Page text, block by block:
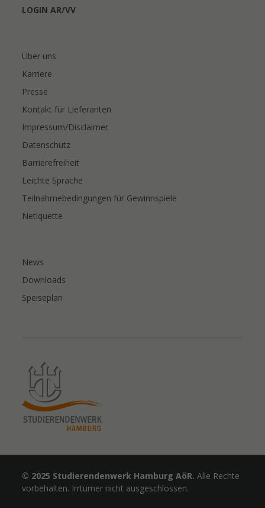
LOGIN AR/VV
Über uns
Karriere
Presse
Kontakt für Lieferanten
Impressum/Disclaimer
Datenschutz
Barrierefreiheit
Leichte Sprache
Teilnahmebedingungen für Gewinnspiele
Netiquette
News
Downloads
Speiseplan
© 2025 Studierendenwerk Hamburg AöR.Alle Rechte
vorbehalten. Irrtümer nicht ausgeschlossen.